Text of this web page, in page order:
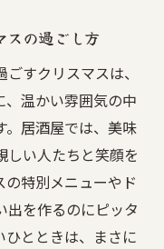
スの過ごし方
すクリスマスは、
、温かい雰囲気の中
。居酒屋では、美味
しい人たちと笑顔を
特別メニューやド
出を作るのにピッタ
ひとときは、まさに